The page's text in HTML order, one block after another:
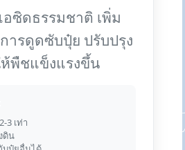
ซิดธรรมชาติ เพิ่ม
ารดูดซับปุ๋ย ปรับปรุง
พืชแข็งแรงขึ้น
3 เท่า
ดิน